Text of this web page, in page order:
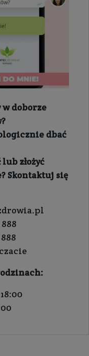
doborze
dbać
złożyć
Skontaktuj się